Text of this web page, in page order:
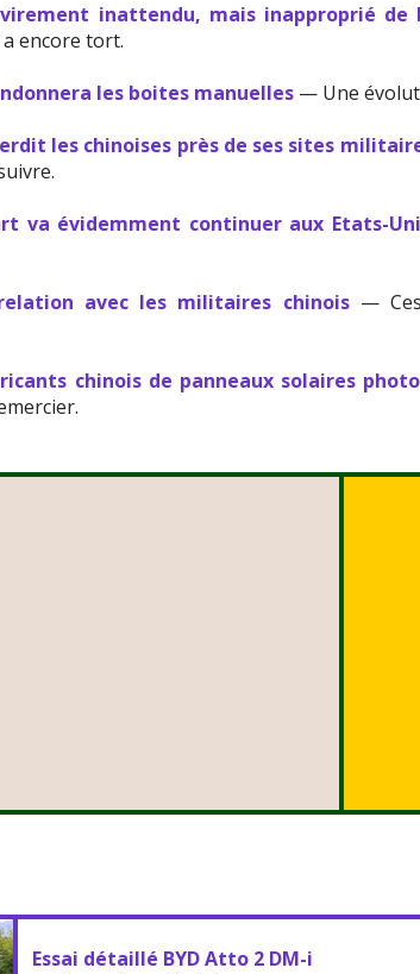
inattendu, mais inapproprié de
encore tort.
les boites manuelles — Une
les chinoises près de ses sites
va évidemment continuer aux Etats-
avec les militaires chinois— Ces
chinois de panneaux solaires
Essai détaillé BYD Atto 2 DM-i